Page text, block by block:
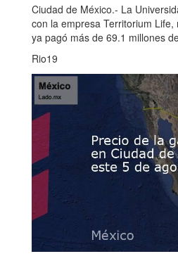
Ciudad de México.- La
con la empresa Territorium
ya pagó más de 69.1 millones
Rio19